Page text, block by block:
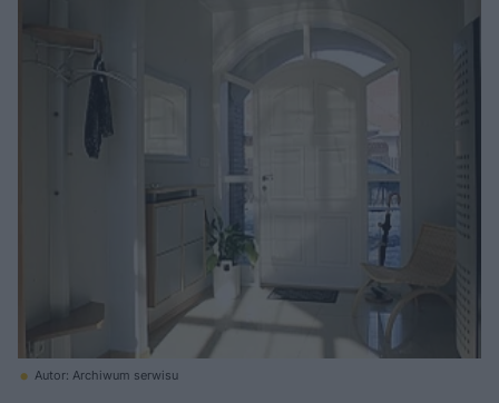
Autor: Archiwum serwisu